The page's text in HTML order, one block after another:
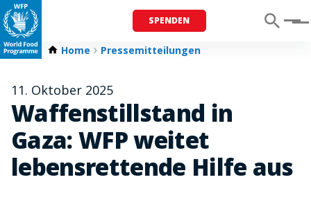
SPENDEN Menu
Home Pressemitteilungen
11. Oktober 2025
Waffenstillstand in
Gaza: WFP weitet
lebensrettende Hilfe aus